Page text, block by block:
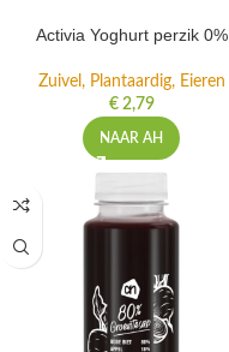
Activia Yoghurt perzik 0%
Zuivel, Plantaardig, Eieren
€2,79
NAAR AH